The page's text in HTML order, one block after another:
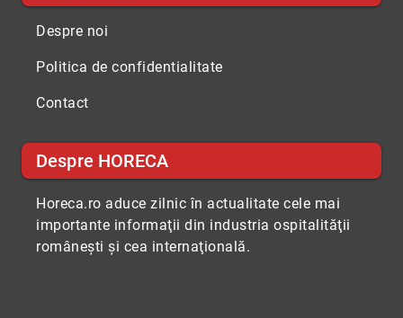
Despre noi
Politica de confidentialitate
Contact
Despre HORECA
Horeca.ro aduce zilnic în actualitate cele mai
importante informaţii din industria ospitalităţii
româneşti şi cea internaţională.